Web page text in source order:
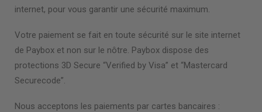
internet, pour vous garantir une sécurité maximum.
Votre paiement se fait en toute sécurité sur le site internet
de Paybox et non sur le nôtre. Paybox dispose des
protections 3D Secure “Verified by Visa” et “Mastercard
Securecode”.
Nous acceptons les paiements par cartes bancaires :